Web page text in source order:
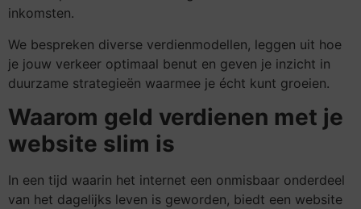
inkomsten.
We bespreken diverse verdienmodellen, leggen uit hoe
je jouw verkeer optimaal benut en geven je inzicht in
duurzame strategieën waarmee je écht kunt groeien.
Waarom geld verdienen met je
website slim is
In een tijd waarin het internet een onmisbaar onderdeel
van het dagelijks leven is geworden, biedt een website